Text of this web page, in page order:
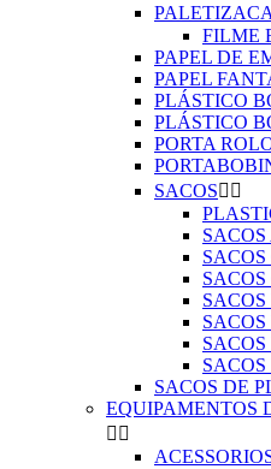
FILME
PAPEL DE
PAPEL
PLÁSTICO
PLÁSTICO
PORTA
SACOS 
SACOS
SACOS
SACOS
SACOS DE
EQUIPAMENTOS
 